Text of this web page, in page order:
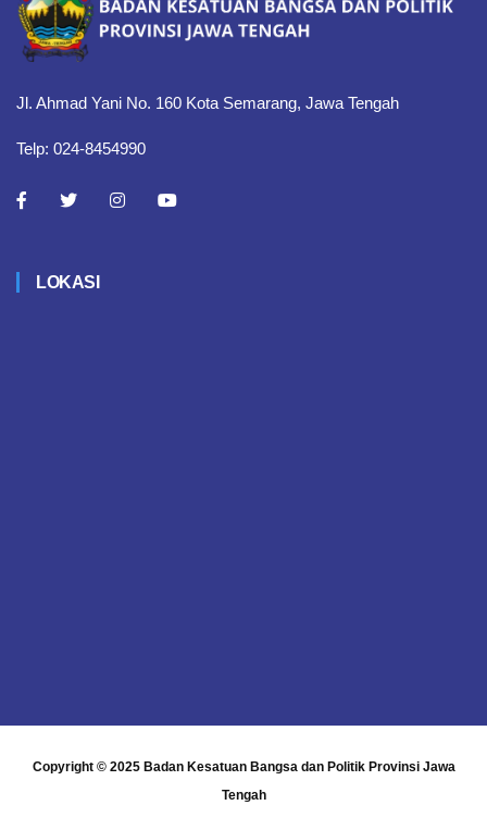
Jl. Ahmad Yani No. 160 Kota Semarang, Jawa Tengah
Telp: 024-8454990
LOKASI
Copyright © 2025 Badan Kesatuan Bangsa dan Politik Provinsi Jawa
Tengah